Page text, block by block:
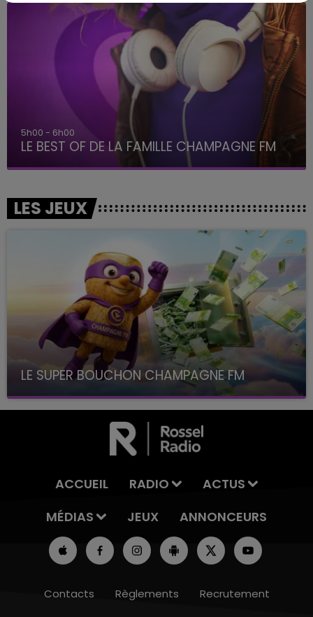
5h00 - 6h00
LE BEST OF DE LA FAMILLE CHAMPAGNE FM
LES JEUX
LE SUPER BOUCHON CHAMPAGNE FM
avec La Famille Champagne FM, à 8H10
ACCUEIL RADIO
ACTUS
MÉDIAS
JEUX ANNONCEURS
Contacts Règlements
Recrutement